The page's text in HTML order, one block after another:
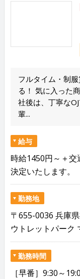
フルタイム・制
る！ 気に入った
社後は、丁寧な
輩...
給与
時給1450円～＋交
決定いたします。
勤務地
〒655-0036 兵庫
ウトレットパーク
勤務時間
［早番］9:30～